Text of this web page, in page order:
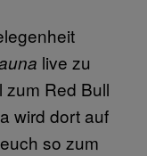
live zu
zum Red Bull
wird dort auf
so zum